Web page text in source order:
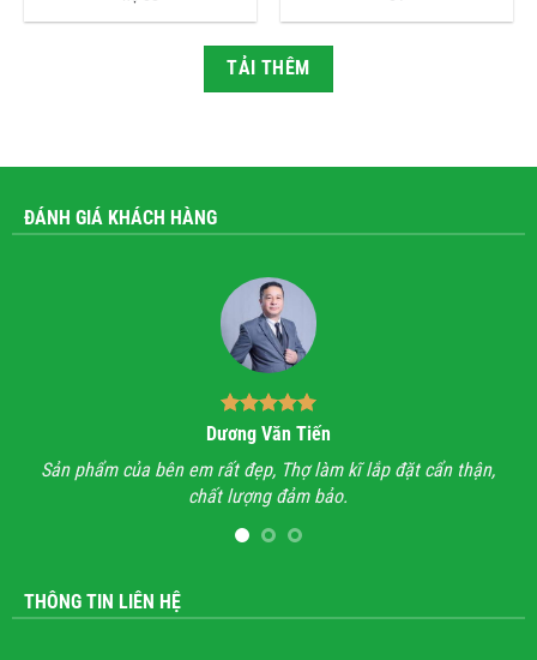
TẢI THÊM
ĐÁNH GIÁ KHÁCH HÀNG
Dương Văn Tiến
Sản phẩm của bên em rất đẹp, Thợ làm kĩ lắp đặt cẩn thận,
chất lượng đảm bảo.
THÔNG TIN LIÊN HỆ